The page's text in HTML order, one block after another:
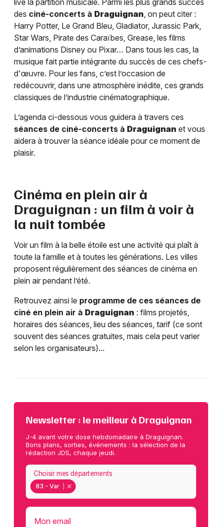
live la partition musicale. Parmi les plus grands succès
des ciné-concerts à Draguignan, on peut citer :
Harry Potter, Le Grand Bleu, Gladiator, Jurassic Park,
Star Wars, Pirate des Caraïbes, Grease, les films
d’animations Disney ou Pixar… Dans tous les cas, la
musique fait partie intégrante du succès de ces chefs-
d'œuvre. Pour les fans, c’est l’occasion de
redécouvrir, dans une atmosphère inédite, ces grands
classiques de l’industrie cinématographique.
L’agenda ci-dessous vous guidera à travers ces
séances de ciné-concerts à Draguignan et vous
aidera à trouver la séance idéale pour ce moment de
plaisir.
Cinéma en plein air à
Draguignan : un film à voir à
la nuit tombée
Voir un film à la belle étoile est une activité qui plaît à
toute la famille et à toutes les générations. Les villes
proposent régulièrement des séances de cinéma en
plein air pendant l’été.
Retrouvez ainsi le programme de ces séances de
ciné en plein air à Draguignan : films projetés,
horaires des séances, lieu des séances, tarif (ce sont
souvent des séances gratuites, mais cela peut varier
selon les organisateurs)...
Newsletter : le meilleur à Draguignan
J-4 avant votre dose hebdomadaire à Draguignan.
Bons plans, sorties, événements : la sélection de la
rédaction JDS, chaque jeudi.
83 - Var
Choisir mes départements
Mon email